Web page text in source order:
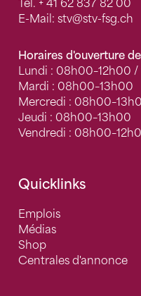
Tel. + 41 62 837 82 00
E-Mail: stv@stv-fsg.ch
Horaires d'ouverture
Lundi : 08h00–12h00 /
Mardi : 08h00–13h00
Mercredi :
Jeudi : 08h00–13h00
Vendredi :
Quicklinks
Emplois
Médias
Shop
Centrales d'annonce